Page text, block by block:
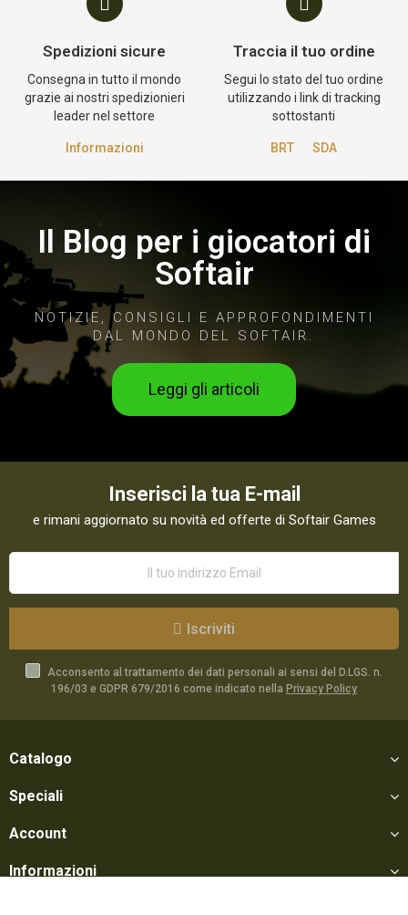
Spedizioni sicure
Consegna in tutto il mondo
grazie ai nostri spedizionieri
leader nel settore
Informazioni
Traccia il tuo ordine
Segui lo stato del tuo ordine
utilizzando i link di tracking
sottostanti
BRT SDA
Il Blog per i giocatori di
Softair
NOTIZIE, CONSIGLI E APPROFONDIMENTI
DAL MONDO DEL SOFTAIR.
Leggi gli articoli
Inserisci la tua E-mail
e rimani aggiornato su novità ed offerte di Softair Games
Iscriviti
Acconsento al trattamento dei dati personali ai sensi del D.LGS. n.
196/03 e GDPR 679/2016 come indicato nella Privacy Policy
Catalogo
Speciali
Account
Informazioni